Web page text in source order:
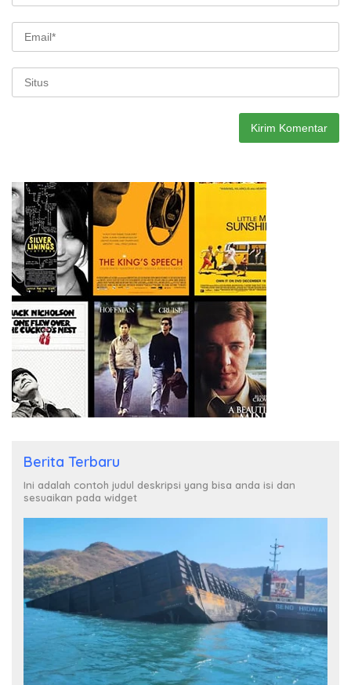
Berita Terbaru
Ini adalah contoh judul deskripsi yang bisa anda isi dan
sesuaikan pada widget